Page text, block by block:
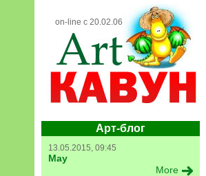
on-line с 20.02.06
Арт-блог
13.05.2015, 09:45
May
More